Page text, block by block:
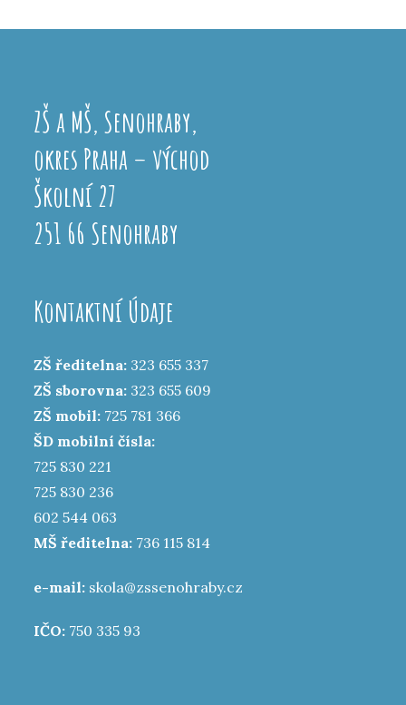
ZŠ a MŠ, Senohraby,
okres Praha – východ
Školní 27
251 66 Senohraby
Kontaktní Údaje
ZŠ ředitelna: 323 655 337
ZŠ sborovna: 323 655 609
ZŠ mobil: 725 781 366
ŠD mobilní čísla:
725 830 221
725 830 236
602 544 063
MŠ ředitelna: 736 115 814
e-mail: skola@zssenohraby.cz
IČO: 750 335 93